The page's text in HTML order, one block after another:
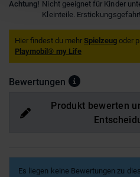
Achtung! Nicht geeignet für Kinder
Kleinteile. Erstickungsgefahr!
Hier findest du mehr Spielzeug oder
Playmobil® my Life
Bewertungen
Produkt bewerten
Es liegen keine Bewertungen zu